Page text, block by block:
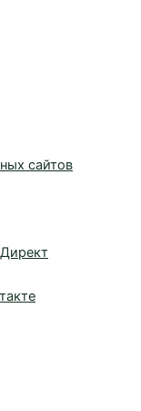
сайтов